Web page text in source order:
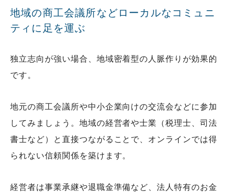
地域の商工会議所などローカルなコミュニ
ティに足を運ぶ
独立志向が強い場合、地域密着型の人脈作りが効果的
です。
地元の商工会議所や中小企業向けの交流会などに参加
してみましょう。地域の経営者や士業（税理士、司法
書士など）と直接つながることで、オンラインでは得
られない信頼関係を築けます。
経営者は事業承継や退職金準備など、法人特有のお金